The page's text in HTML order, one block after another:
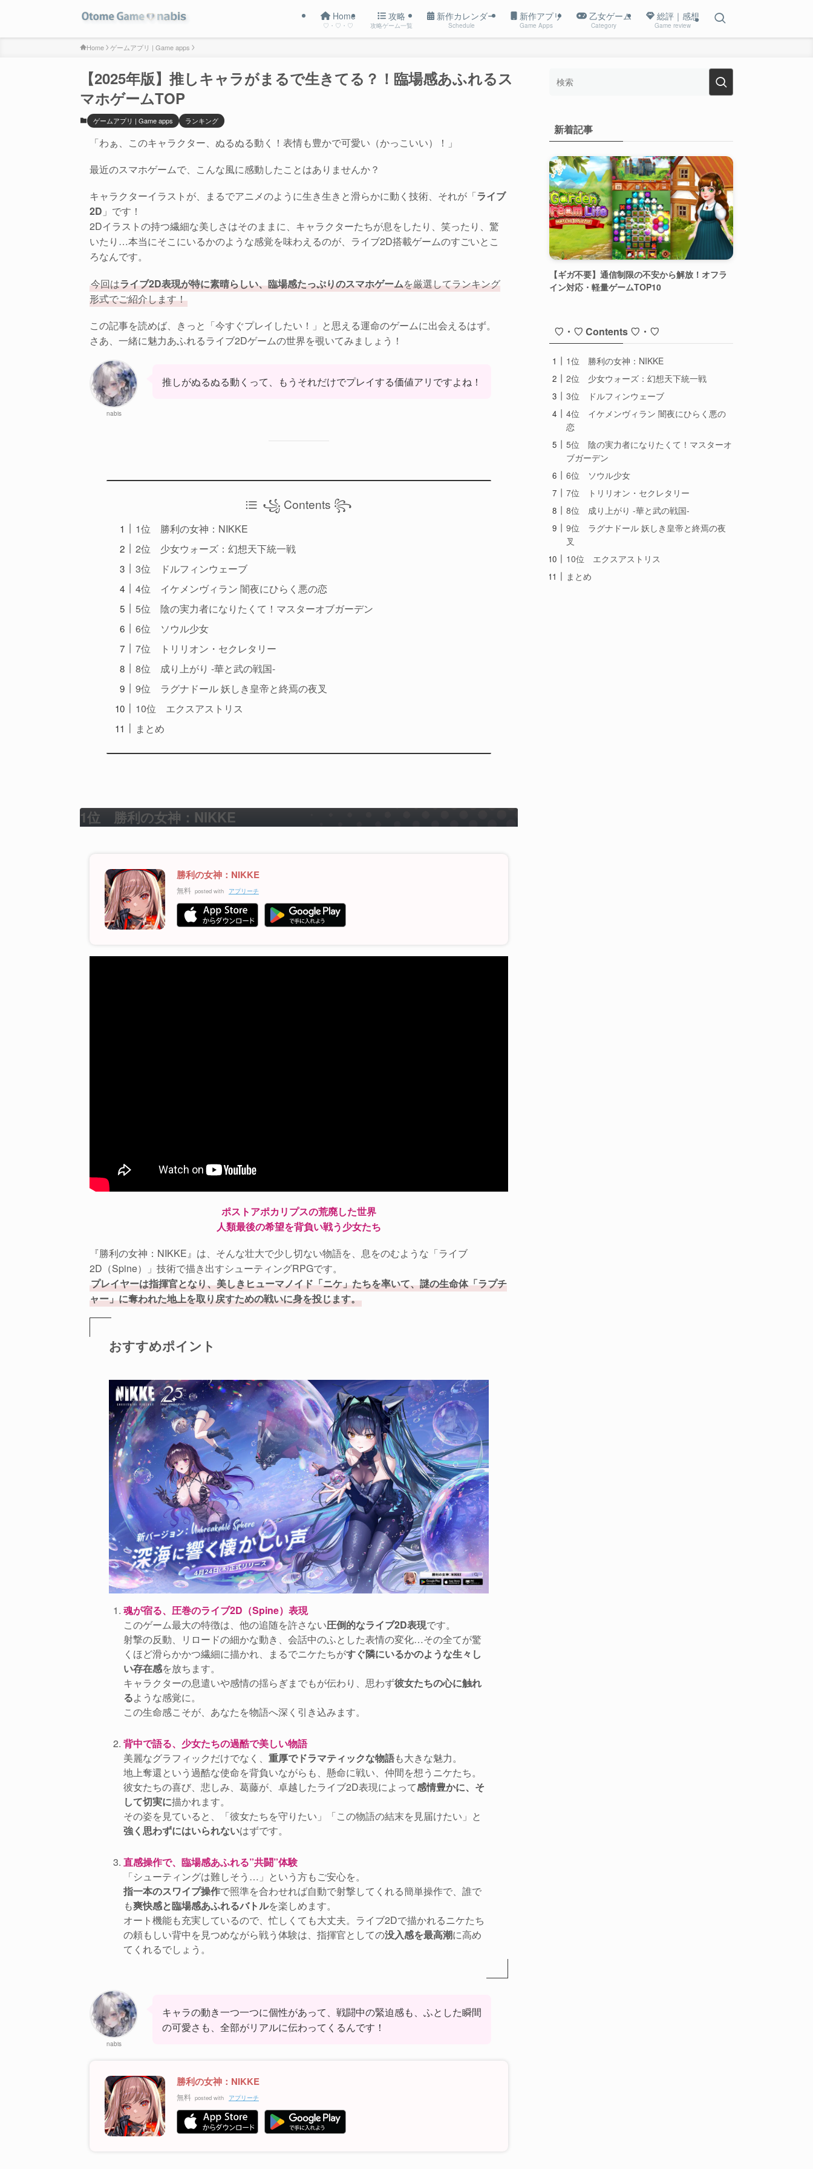
Home
♡・♡・♡
攻略
攻略ゲーム一覧
新作カレンダー
Schedule
新作アプリ
Game Apps
乙女ゲーム
Category
総評｜感想
Game review
Home ゲームアプリ | Game apps
【2025年版】推しキャラがまるで生きてる？！臨場感あふれるス
マホゲームTOP
ゲームアプリ | Game apps ランキング
「わぁ、このキャラクター、ぬるぬる動く！表情も豊かで可愛い（かっこいい）！」
最近のスマホゲームで、こんな風に感動したことはありませんか？
キャラクターイラストが、まるでアニメのように生き生きと滑らかに動く技術、それが「ライブ
2D 」です！
2Dイラストの持つ繊細な美しさはそのままに、キャラクターたちが息をしたり、笑ったり、驚
いたり…本当にそこにいるかのような感覚を味わえるのが、ライブ2D搭載ゲームのすごいとこ
ろなんです。
今回はライブ2D表現が特に素晴らしい、臨場感たっぷりのスマホゲームを厳選してランキング
形式でご紹介します！
この記事を読めば、きっと「今すぐプレイしたい！」と思える運命のゲームに出会えるはず。
さあ、一緒に魅力あふれるライブ2Dゲームの世界を覗いてみましょう！
nabis
推しがぬるぬる動くって、もうそれだけでプレイする価値アリですよね！
꧁ Contents ꧂
1位 勝利の女神：NIKKE
2位 少女ウォーズ：幻想天下統一戦
3位 ドルフィンウェーブ
4位 イケメンヴィラン 闇夜にひらく悪の恋
5位 陰の実力者になりたくて！マスターオブガーデン
6位 ソウル少女
7位 トリリオン・セクレタリー
8位 成り上がり -華と武の戦国-
9位 ラグナドール 妖しき皇帝と終焉の夜叉
10位 エクスアストリス
まとめ
1位 勝利の女神：NIKKE
勝利の女神：NIKKE
無料 posted with アプリーチ
ポストアポカリプスの荒廃した世界
人類最後の希望を背負い戦う少女たち
『勝利の女神：NIKKE』は、そんな壮大で少し切ない物語を、息をのむような「ライブ
2D（Spine）」技術で描き出すシューティングRPGです。
プレイヤーは指揮官となり、美しきヒューマノイド「ニケ」たちを率いて、謎の生命体「ラプチ
ャー」に奪われた地上を取り戻すための戦いに身を投じます。
おすすめポイント
魂が宿る、圧巻のライブ2D（Spine）表現
このゲーム最大の特徴は、他の追随を許さない圧倒的なライブ2D表現です。
射撃の反動、リロードの細かな動き、会話中のふとした表情の変化…その全てが驚
くほど滑らかかつ繊細に描かれ、まるでニケたちがすぐ隣にいるかのような生々し
い存在感を放ちます。
キャラクターの息遣いや感情の揺らぎまでもが伝わり、思わず彼女たちの心に触れ
るような感覚に。
この生命感こそが、あなたを物語へ深く引き込みます。
背中で語る、少女たちの過酷で美しい物語
美麗なグラフィックだけでなく、 重厚でドラマティックな物語も大きな魅力。
地上奪還という過酷な使命を背負いながらも、懸命に戦い、仲間を想うニケたち。
彼女たちの喜び、悲しみ、葛藤が、卓越したライブ2D表現によって感情豊かに、そ
して切実に描かれます。
その姿を見ていると、「彼女たちを守りたい」「この物語の結末を見届けたい」と
強く思わずにはいられないはずです。
直感操作で、臨場感あふれる”共闘”体験
「シューティングは難しそう…」という方もご安心を。
指一本のスワイプ操作で照準を合わせれば自動で射撃してくれる簡単操作で、誰で
も爽快感と臨場感あふれるバトルを楽しめます。
オート機能も充実しているので、忙しくても大丈夫。ライブ2Dで描かれるニケたち
の頼もしい背中を見つめながら戦う体験は、指揮官としての没入感を最高潮に高め
てくれるでしょう。
nabis
キャラの動き一つ一つに個性があって、戦闘中の緊迫感も、ふとした瞬間
の可愛さも、全部がリアルに伝わってくるんです！
勝利の女神：NIKKE
無料 posted with アプリーチ
新着記事
【ギガ不要】通信制限の不安から解放！オフラ
イン対応・軽量ゲームTOP10
♡・♡ Contents ♡・♡
1位 勝利の女神：NIKKE
2位 少女ウォーズ：幻想天下統一戦
3位 ドルフィンウェーブ
4位 イケメンヴィラン 闇夜にひらく悪の
恋
5位 陰の実力者になりたくて！マスターオ
ブガーデン
6位 ソウル少女
7位 トリリオン・セクレタリー
8位 成り上がり -華と武の戦国-
9位 ラグナドール 妖しき皇帝と終焉の夜
叉
10位 エクスアストリス
まとめ